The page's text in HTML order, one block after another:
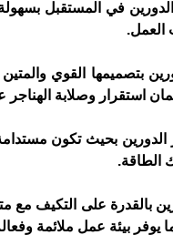
في المستقبل
العمل.
بتصميمها القوي
استقرار وصلابة
الدورين بحيث تكون
الطاقة.
بالقدرة على التكيف
يوفر بيئة عمل ملائمة